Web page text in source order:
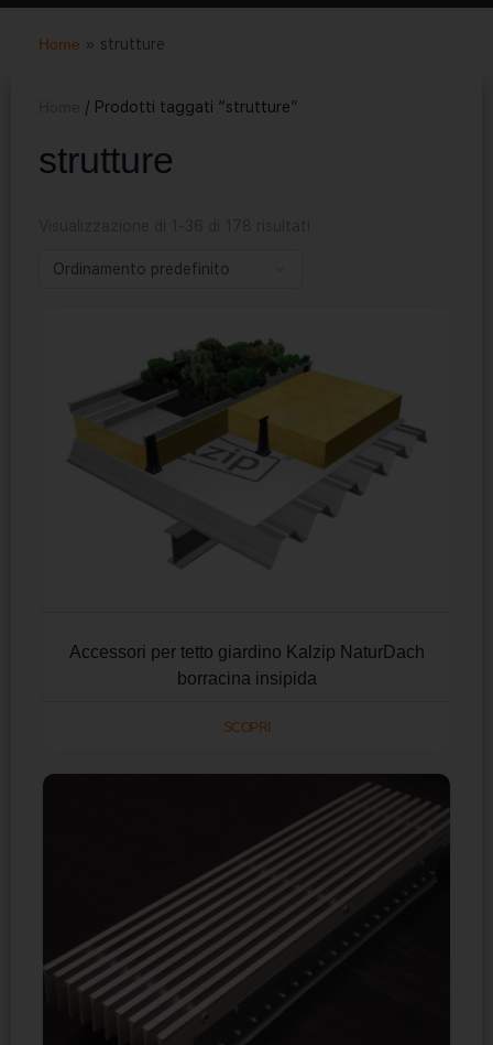
Home » strutture
/ Prodotti taggati “strutture”
strutture
Accessori per tetto giardino Kalzip NaturDach
borracina insipida
SCOPRI